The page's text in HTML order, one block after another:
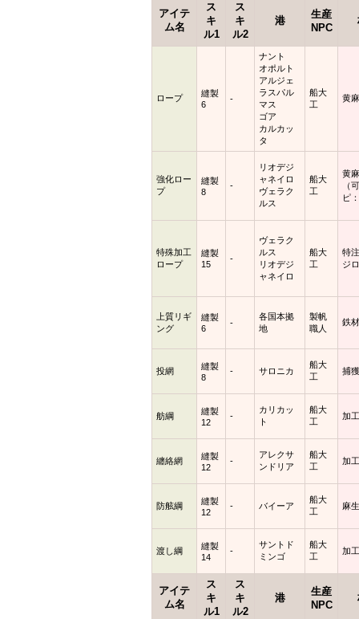
アイテ
ム名
ス
キ
ル1
ス
キ
ル2
港
生産
NPC
アイテ
ム名
ス
キ
ル1
ス
キ
ル2
港
生産
NPC
ロープ
縫製
6
-
ナント
オポルト
アルジェ
ラスパル
マス
ゴア
カルカッ
タ
船大
工
黄
強化ロー
プ
縫製
8
-
リオデジ
ャネイロ
ヴェラク
ルス
船大
工
黄
（
ピ
特殊加工
ロープ
縫製
15
-
ヴェラク
ルス
リオデジ
ャネイロ
船大
工
特
ジ
上質リギ
ング
縫製
6
-
各国本拠
地
製帆
職人
鉄
投網
縫製
8
- サロニカ
船大
工
捕
舫綱
縫製
12
-
カリカッ
ト
船大
工
加
纏絡網
縫製
12
-
アレクサ
ンドリア
船大
工
加
防舷綱
縫製
12
- バイーア
船大
工
麻
渡し綱
縫製
14
-
サントド
ミンゴ
船大
工
加